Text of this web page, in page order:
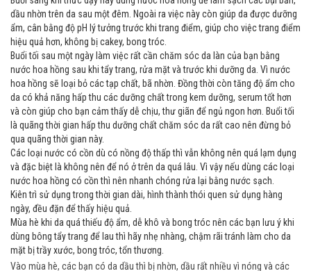
dầu nhờn trên da sau một đêm. Ngoài ra việc này còn giúp da được dưỡng
ẩm, cân bằng độ pH lý tưởng trước khi trang điểm, giúp cho việc trang điểm
hiệu quả hơn, không bị cakey, bong tróc.
Buổi tối sau một ngày làm việc rất cần chăm sóc da làn của bạn bằng
nước hoa hồng sau khi tẩy trang, rửa mặt và trước khi dưỡng da. Vì nước
hoa hồng sẽ loại bỏ các tạp chất, bã nhờn. Đồng thời còn tăng độ ẩm cho
da có khả năng hấp thu các dưỡng chất trong kem dưỡng, serum tốt hơn
và còn giúp cho bạn cảm thấy dễ chịu, thư giãn để ngủ ngon hơn. Buổi tối
là quãng thời gian hấp thu dưỡng chất chăm sóc da rất cao nên đừng bỏ
qua quãng thời gian này.
Các loại nước có cồn dù có nồng độ thấp thì vẫn không nên quá lạm dụng
và đặc biệt là không nên để nó ở trên da quá lâu. Vì vậy nếu dùng các loại
nước hoa hồng có cồn thì nên nhanh chóng rửa lại bằng nước sạch.
Kiên trì sử dụng trong thời gian dài, hình thành thói quen sử dụng hàng
ngày, đều đặn để thấy hiệu quả.
Mùa hè khi da quá thiếu độ ẩm, dễ khô và bong tróc nên các bạn lưu ý khi
dùng bông tẩy trang để lau thì hãy nhẹ nhàng, chậm rãi tránh làm cho da
mặt bị trầy xước, bong tróc, tổn thương.
Vào mùa hè, các bạn có da dầu thì bị nhờn, dầu rất nhiều vì nóng và các